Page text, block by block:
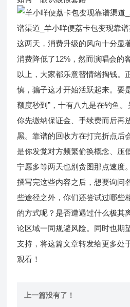
这两天，消费升级的风向十分显
消费降低了12%，然而演唱会的
以上，大家都乐意替情绪掏钱。
慎，骗子这才开始活跃起来。要
额度秒到”，十有八九是在钓鱼
你先缴纳保证金、手续费而后再
黑。靠谱的回收方在打完折点后
是你发觉对方频繁偷换概念、压
宁愿多等两天也别贪图那点速度。
撰写完这些内容之后，想要询问
些途径之外，你们还尝试过哪些
的方式呢？是否遭遇过什么极其
论区域一同规避风险。同时也期
支持，将这篇文章转发给更多处
观看！
上一篇没有了！